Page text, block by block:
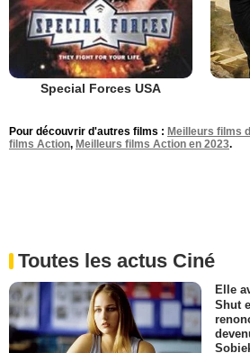
Special Forces USA
Pour découvrir d'autres films : Meilleurs films
films Action, Meilleurs films Action en 2023.
Toutes les actus Ciné
Elle
Shut